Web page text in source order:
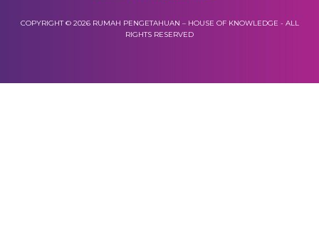
COPYRIGHT © 2026 RUMAH PENGETAHUAN – HOUSE OF KNOWLEDGE - ALL
RIGHTS RESERVED